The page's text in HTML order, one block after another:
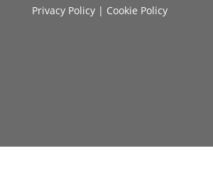
Privacy Policy | Cookie Policy